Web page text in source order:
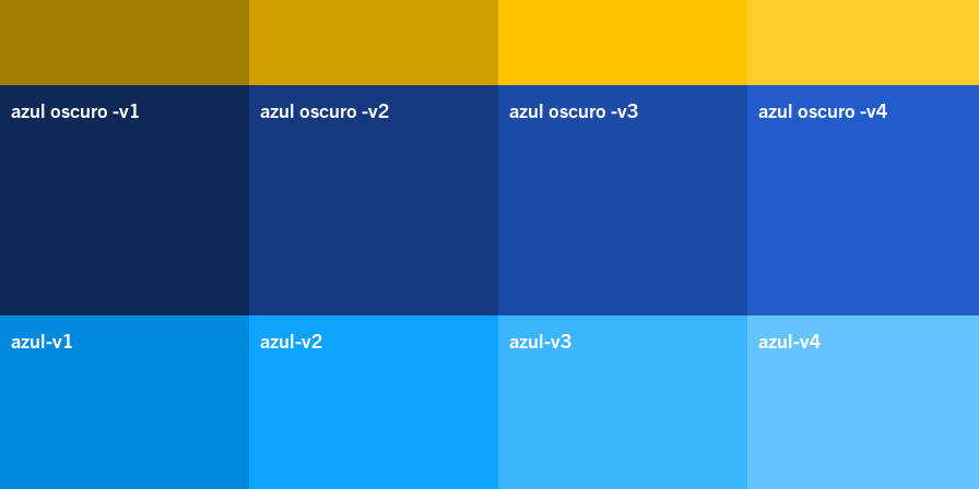
azul oscuro -v1 azul oscuro -v2 azul oscuro -v3 azul oscuro -v4
azul-v1 azul-v2 azul-v3 azul-v4